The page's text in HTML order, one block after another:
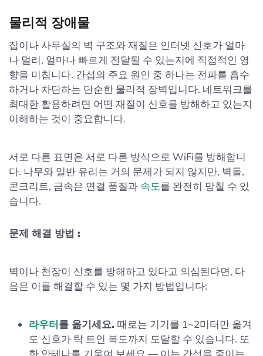
물리적 장애물
집이나 사무실의 벽 구조와 재질은 인터넷 신호가 얼마
나 멀리, 얼마나 빠르게 전달될 수 있는지에 직접적인 영
향을 미칩니다. 간섭의 주요 원인 중 하나는 전파를 흡수
하거나 차단하는 단순한 물리적 장벽입니다. 네트워크를
최대한 활용하려면 어떤 재질이 신호를 방해하고 있는지
이해하는 것이 중요합니다.
서로 다른 표면은 서로 다른 방식으로 WiFi를 방해합니
다. 나무와 일반 유리는 거의 문제가 되지 않지만, 벽돌,
콘크리트, 금속은 연결 품질과 속도를 완전히 망칠 수 있
습니다.
문제 해결 방법 :
벽이나 천장이 신호를 방해하고 있다고 의심된다면, 다
음은 이를 해결할 수 있는 몇 가지 방법입니다:
라우터를 옮기세요. 때로는 기기를 1~2미터만 옮겨
도 신호가 탁 트인 복도까지 도달할 수 있습니다. 또